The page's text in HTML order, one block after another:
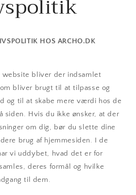
HOS ARCHO.DK
website bliver der indsamlet
bliver brugt til at tilpasse og
og til at skabe mere værdi hos de
siden. Hvis du ikke ønsker, at der
om dig, bør du slette dine
brug af hjemmesiden. I de
vi uddybet, hvad det er for
deres formål og hvilke
til dem.